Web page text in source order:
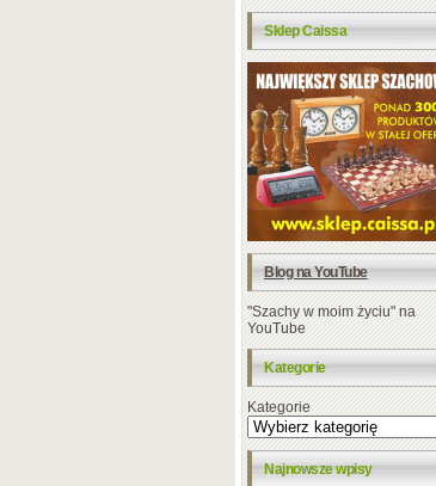
Sklep Caissa
Blog na YouTube
"Szachy w moim życiu" na
YouTube
Kategorie
Kategorie
Najnowsze wpisy